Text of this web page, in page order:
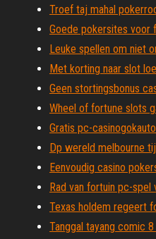
Troef taj mahal
Goede pokersites voor
Leuke spellen om niet
Met korting naar slot
Geen stortingsbonus
Wheel of fortune slots
Gratis pc-
Dp wereld melbourne
Eenvoudig casino
Rad van fortuin pc-
Texas holdem regeert
Tanggal tayang comic